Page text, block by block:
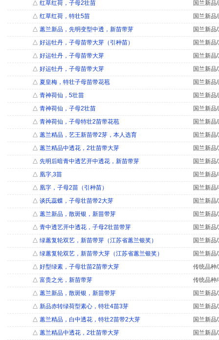
△ 红草红荷，子母2壮苗
国兰新品
△ 红草红荷，特壮5苗
国兰新品
△ 蕙兰新品，先明变型中透，新苗带芽
国兰新品
△ 好运牡丹，子母苗带大芽（引种苗）
国兰新品
△ 好运牡丹，子母苗带大芽
国兰新品
△ 好运牡丹，子母苗带大芽
国兰新品
△ 夏皇梅，特壮子母苗带花苞
国兰新品
△ 青神荷仙，5壮苗
国兰新品
△ 青神荷仙，子母2壮苗
国兰新品
△ 青神荷仙，子母特壮2苗带花苞
国兰新品
△ 蕙兰精品，艺王新苗带2芽，本人选育
国兰新品
△ 蕙兰精品中透花，2壮苗带大芽
国兰新品
△ 先明后暗青中透艺开中透花，新苗带芽
国兰新品
△ 凰字,3苗
国兰新品
△ 凰字，子母2苗（引种苗）
国兰新品
△ 谈氏蕊蝶，子母壮苗带2大芽
国兰新品
△ 蕙兰新品，散斑银，新苗带芽
国兰新品
△ 青中透艺开中透花，子母2壮苗带芽
国兰新品
△ 绿蕙复轮双艺，新苗带芽（江苏省蕙兰银奖）
国兰新品
△ 绿蕙复轮双艺，新苗带大芽（江苏省蕙兰银奖）
国兰新品
△ 好型绿素，子母壮苗2苗带大芽
传统品种
△ 富贵之光，新苗带芽
传统品种
△ 蕙兰新品，散斑银，新苗带芽
国兰新品
△ 新品赤转绿荷型素心，特壮4苗3芽
国兰新品
△ 蕙兰精品，白中透花，特壮2苗带2大芽
国兰新品
△ 蕙兰精品中透花，2壮苗带大芽
国兰新品